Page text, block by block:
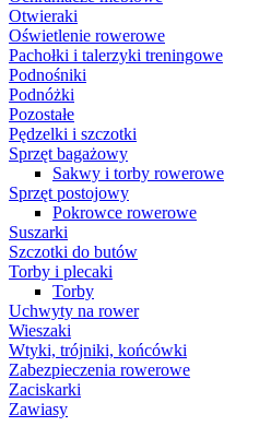
Otwieraki
Oświetlenie rowerowe
Pachołki i talerzyki treningowe
Podnośniki
Podnóżki
Pozostałe
Pędzelki i szczotki
Sprzęt bagażowy
Sakwy i torby rowerowe
Sprzęt postojowy
Pokrowce rowerowe
Suszarki
Szczotki do butów
Torby i plecaki
Torby
Uchwyty na rower
Wieszaki
Wtyki, trójniki, końcówki
Zabezpieczenia rowerowe
Zaciskarki
Zawiasy